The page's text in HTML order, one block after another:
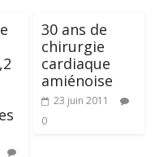
30 ans de
chirurgie
cardiaque
amiénoise
23 juin 2011
0